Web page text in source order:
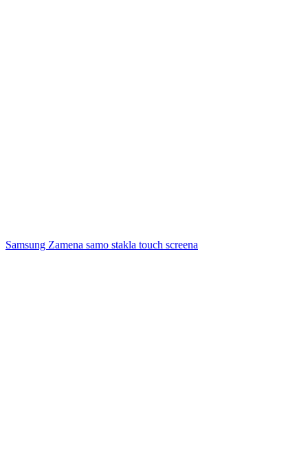
Samsung Zamena samo stakla touch screena